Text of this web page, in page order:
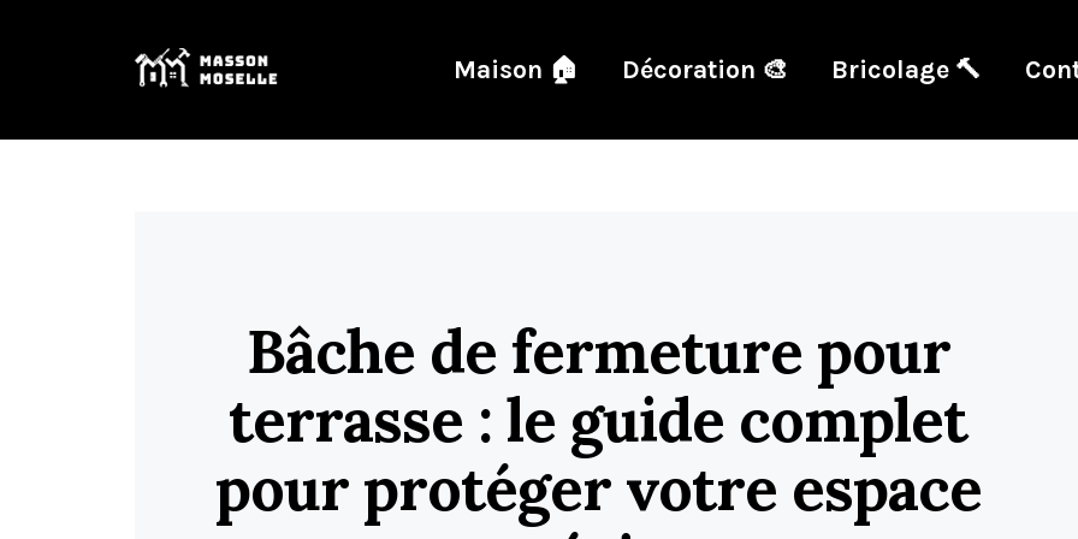
Maison 🏠 Décoration 🎨 Bricolage 🔨
Bâche de fermeture pour
terrasse : le guide complet
pour protéger votre espace